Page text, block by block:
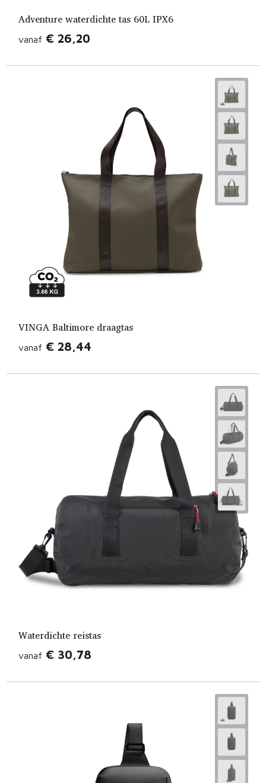
Adventure waterdichte tas 60L IPX6
vanaf € 26,20
VINGA Baltimore draagtas
vanaf € 28,44
Waterdichte reistas
vanaf € 30,78